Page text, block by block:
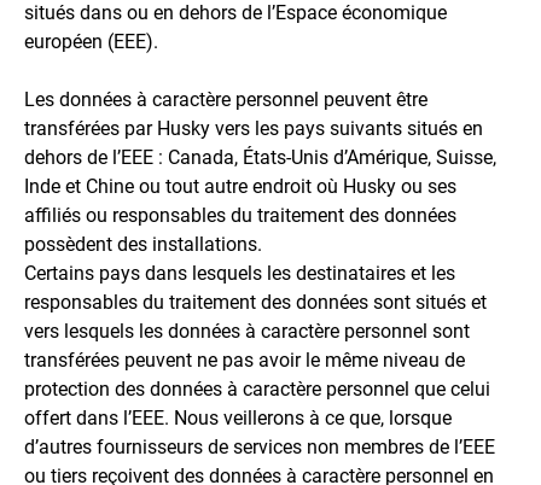
situés dans ou en dehors de l’Espace économique
européen (EEE).
Les données à caractère personnel peuvent être
transférées par Husky vers les pays suivants situés en
dehors de l’EEE : Canada, États-Unis d’Amérique, Suisse,
Inde et Chine ou tout autre endroit où Husky ou ses
affiliés ou responsables du traitement des données
possèdent des installations.
Certains pays dans lesquels les destinataires et les
responsables du traitement des données sont situés et
vers lesquels les données à caractère personnel sont
transférées peuvent ne pas avoir le même niveau de
protection des données à caractère personnel que celui
offert dans l’EEE. Nous veillerons à ce que, lorsque
d’autres fournisseurs de services non membres de l’EEE
ou tiers reçoivent des données à caractère personnel en